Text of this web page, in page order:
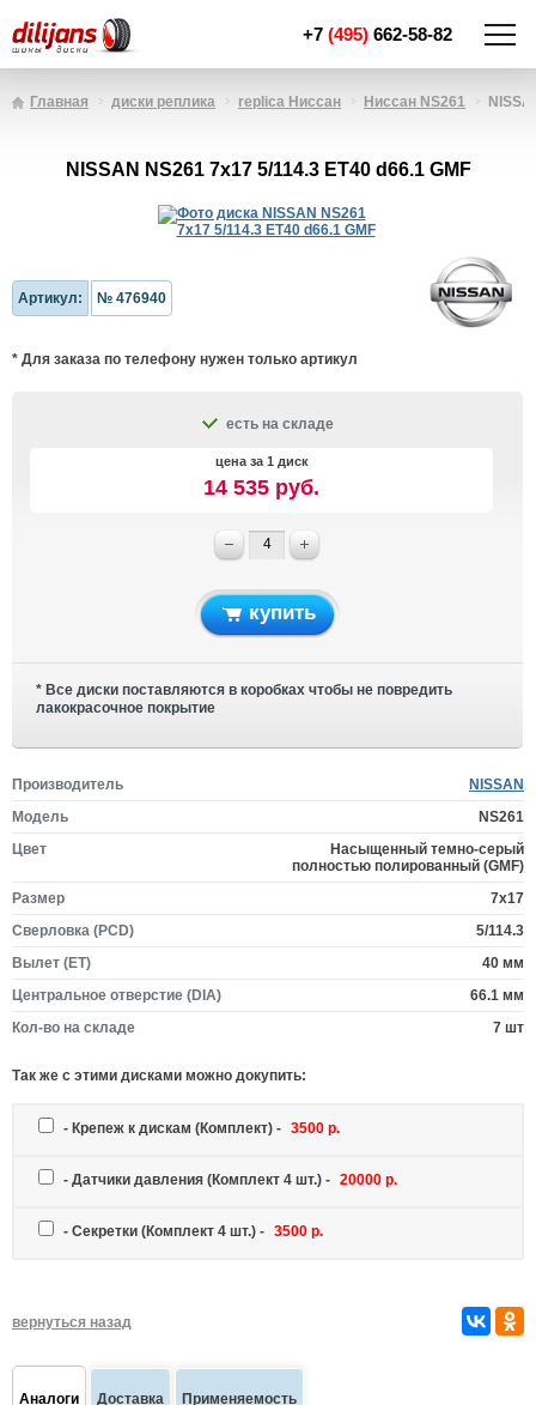
+7 (495) 662-58-82
Главная диски реплика replica Ниссан Ниссан NS261
NISSAN NS261 7x17 5/114.3 ET40 d66.1 GMF
Артикул: № 476940
* Для заказа по телефону нужен только артикул
есть на складе
цена за 1 диск
14 535 руб.
купить
* Все диски поставляются в коробках чтобы не повредить
лакокрасочное покрытие
Производитель
NISSAN
Модель
NS261
Цвет
Насыщенный темно-серый
полностью полированный (GMF)
Размер
7x17
Сверловка (PCD)
5/114.3
Вылет (ET)
40 мм
Центральное отверстие (DIA)
66.1 мм
Кол-во на складе
7 шт
Так же c этими дисками можно докупить:
- Крепеж к дискам (Комплект) - 3500 р.
- Датчики давления (Комплект 4 шт.) - 20000 р.
- Секретки (Комплект 4 шт.) - 3500 р.
вернуться назад
Аналоги Доставка Применяемость